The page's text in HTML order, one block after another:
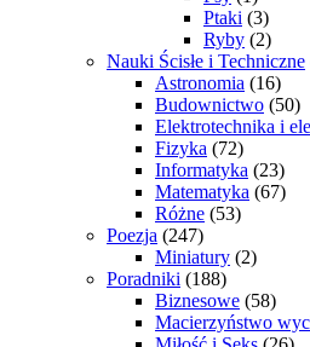
Ptaki (3)
Ryby (2)
Nauki Ścisłe i Techniczne
Astronomia (16)
Budownictwo (50)
Elektrotechnika i
Fizyka (72)
Informatyka (23)
Matematyka (67)
Różne (53)
Poezja (247)
Miniatury (2)
Poradniki (188)
Biznesowe (58)
Macierzyństwo